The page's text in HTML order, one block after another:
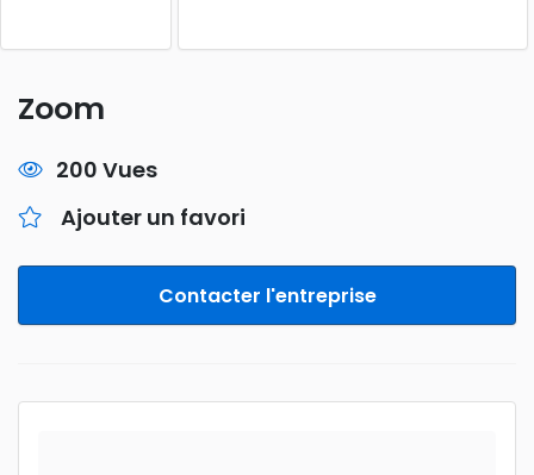
Zoom
200 Vues
Ajouter un favori
Contacter l'entreprise